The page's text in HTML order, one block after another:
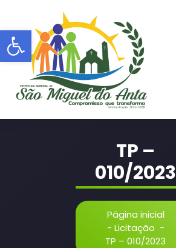
Barra de Ferramentas Aberta
o
conteúdo
TP –
010/2023
Página inicial
- Licitação -
TP – 010/2023